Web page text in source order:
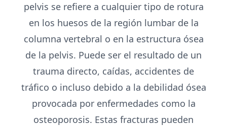
pelvis se refiere a cualquier tipo de rotura
en los huesos de la región lumbar de la
columna vertebral o en la estructura ósea
de la pelvis. Puede ser el resultado de un
trauma directo, caídas, accidentes de
tráfico o incluso debido a la debilidad ósea
provocada por enfermedades como la
osteoporosis. Estas fracturas pueden